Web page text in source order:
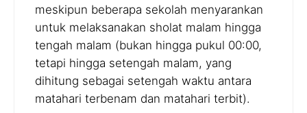
meskipun beberapa sekolah menyarankan
untuk melaksanakan sholat malam hingga
tengah malam (bukan hingga pukul 00:00,
tetapi hingga setengah malam, yang
dihitung sebagai setengah waktu antara
matahari terbenam dan matahari terbit).